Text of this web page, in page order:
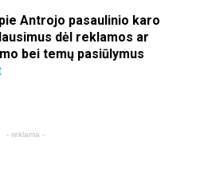
Antrojo pasaulinio karo
dėl reklamos ar
bei temų pasiūlymus
- reklama -